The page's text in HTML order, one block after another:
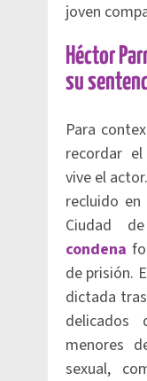
joven
Héctor
su
Para
recordar
vive el actor.
recluido
Ciudad
condena
de prisión.
dictada
delicados
menores
sexual,